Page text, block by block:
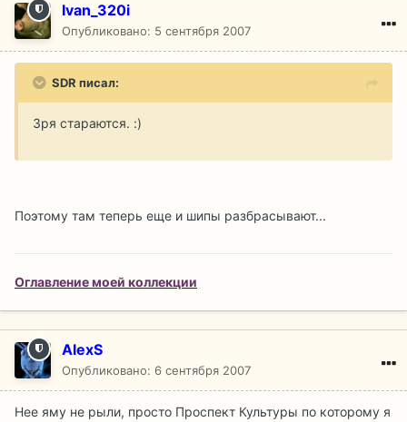
Ivan_320i
Опубликовано: 5 сентября 2007
SDR писал:
Зря стараются. :)
Поэтому там теперь еще и шипы разбрасывают...
Оглавление моей коллекции
AlexS
Опубликовано: 6 сентября 2007
Нее яму не рыли, просто Проспект Культуры по которому я